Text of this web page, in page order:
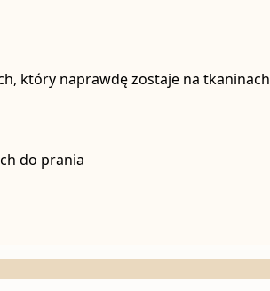
który naprawdę zostaje na tkaninach
do prania